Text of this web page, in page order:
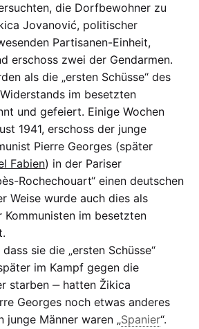
die Dorfbewohner zu
Jovanović, politischer
Partisanen-Einheit,
erschoss zwei der Gendarmen.
als die „ersten Schüsse“ des
im besetzten
und gefeiert. Einige Wochen
1941, erschoss der junge
Pierre Georges (später
Fabien) in der Pariser
Rochechouart“ einen deutschen
Weise wurde auch dies als
Kommunisten im besetzten
sie die „ersten Schüsse“
im Kampf gegen die
starben ‒ hatten Žikica
Georges noch etwas anderes
junge Männer waren „Spanier“.